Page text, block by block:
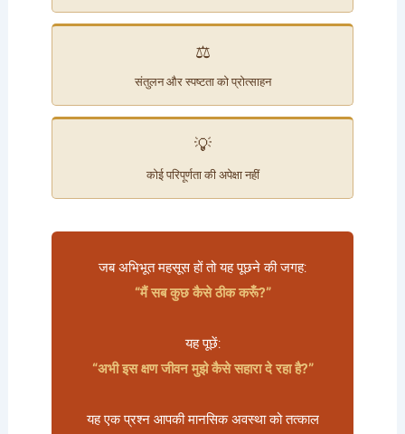
⚖️
संतुलन और स्पष्टता को प्रोत्साहन
💡
कोई परिपूर्णता की अपेक्षा नहीं
जब अभिभूत महसूस हों तो यह पूछने की जगह:
“मैं सब कुछ कैसे ठीक करूँ?”
यह पूछें:
“अभी इस क्षण जीवन मुझे कैसे सहारा दे रहा है?”
यह एक प्रश्न आपकी मानसिक अवस्था को तत्काल